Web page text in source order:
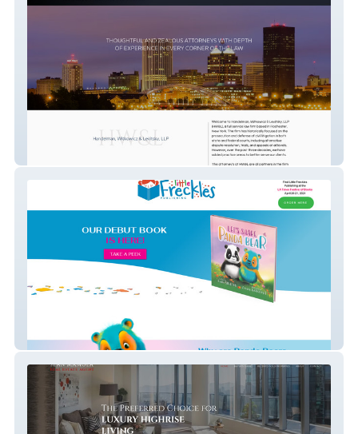
Little Freckles Publ